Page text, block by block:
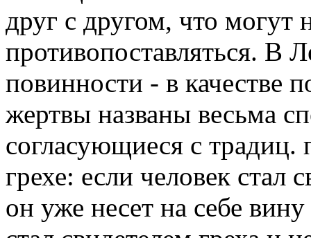
друг с другом, что могут
противопоставляться. В
повинности - в качестве
жертвы названы весьма
согласующиеся с традиц.
грехе: если человек стал
он уже несет на себе